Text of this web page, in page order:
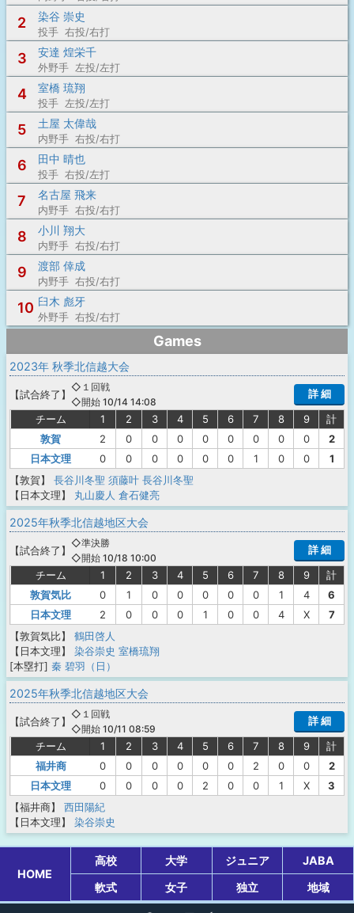
2 染谷 崇史
投手 右投/右打
3 安達 煌栄千
外野手 左投/左打
4 室橋 琉翔
投手 左投/左打
5 土屋 太偉哉
内野手 右投/右打
6 田中 晴也
投手 右投/左打
7 名古屋 飛来
内野手 右投/右打
8 小川 翔大
内野手 右投/右打
9 渡部 倖成
内野手 右投/右打
10 臼木 彪牙
外野手 右投/右打
Games
2023年 秋季北信越大会
【試合終了 】
◇１回戦
◇開始 10/14 14:08
詳 細
チーム 1 2 3 4 5 6 7 8 9
計
敦賀
2 0 0 0 0 0 0 0 0
2
日本文理
0 0 0 0 0 0 1 0 0
1
【敦賀】
長谷川冬聖 須藤叶 長谷川冬聖
【日本文理】
丸山慶人 倉石健亮
2025年秋季北信越地区大会
【試合終了 】
◇準決勝
◇開始 10/18 10:00
詳 細
チーム 1 2 3 4 5 6 7 8 9
計
敦賀気比
0 1 0 0 0 0 0 1 4
6
日本文理
2 0 0 0 1 0 0 4 X
7
【敦賀気比】
鶴田啓人
【日本文理】
染谷崇史 室橋琉翔
[本塁打] 秦 碧羽（日）
2025年秋季北信越地区大会
【試合終了 】
◇１回戦
◇開始 10/11 08:59
詳 細
チーム 1 2 3 4 5 6 7 8 9
計
福井商
0 0 0 0 0 0 2 0 0
2
日本文理
0 0 0 0 2 0 0 1 X
3
【福井商】
西田陽紀
【日本文理】
染谷崇史
HOME
高校 大学 ジュニア
JABA
軟式
女子 独立 地域